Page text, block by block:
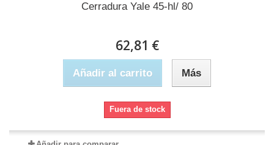
Cerradura Yale 45-hl/ 80
62,81 €
Añadir al carrito Más
Fuera de stock